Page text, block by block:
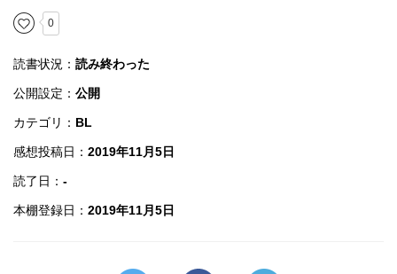
0
読書状況： 読み終わった
公開設定： 公開
カテゴリ： BL
感想投稿日： 2019年11月5日
読了日： -
本棚登録日： 2019年11月5日